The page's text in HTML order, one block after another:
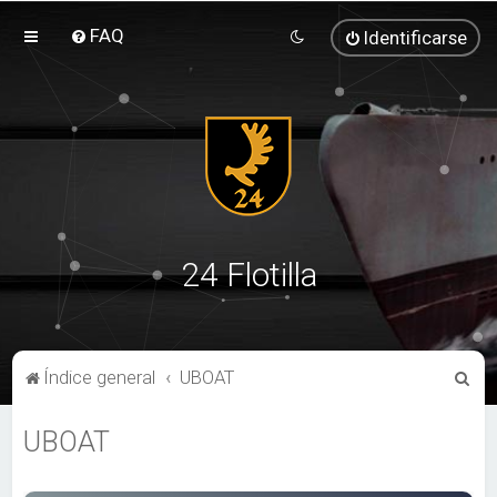
FAQ Identificarse
24 Flotilla
Índice general UBOAT
UBOAT